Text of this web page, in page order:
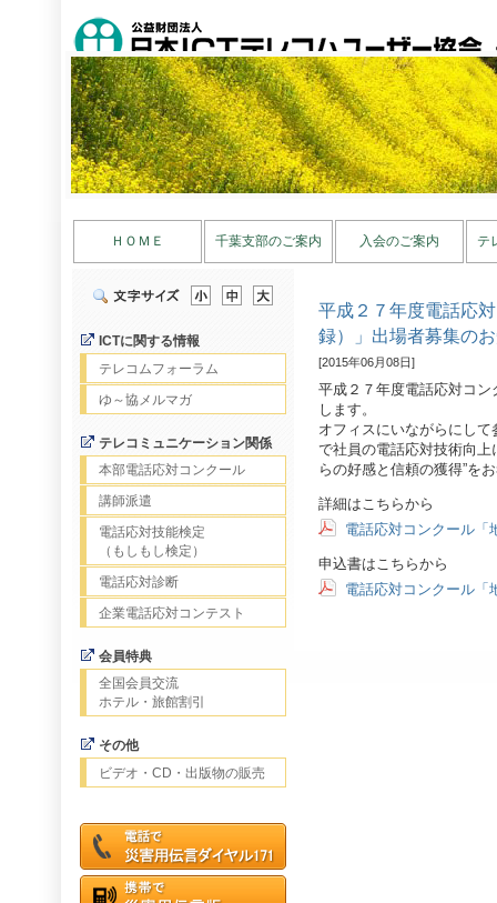
ＨＯＭＥ 千葉支部のご案内 入会のご案内 テ
ICTに関する情報
テレコムフォーラム
ゆ～協メルマガ
テレコミュニケーション関係
本部電話応対コンクール
講師派遣
電話応対技能検定
（もしもし検定）
電話応対診断
企業電話応対コンテスト
会員特典
全国会員交流
ホテル・旅館割引
その他
ビデオ・CD・出版物の販売
平成２７年度電話応
録）」出場者募集の
[2015年06月08日]
平成２７年度電話応対コ
します。
オフィスにいながらにし
で社員の電話応対技術向上
らの好感と信頼の獲得”を
詳細はこちらから
電話応対コンクール「
申込書はこちらから
電話応対コンクール「